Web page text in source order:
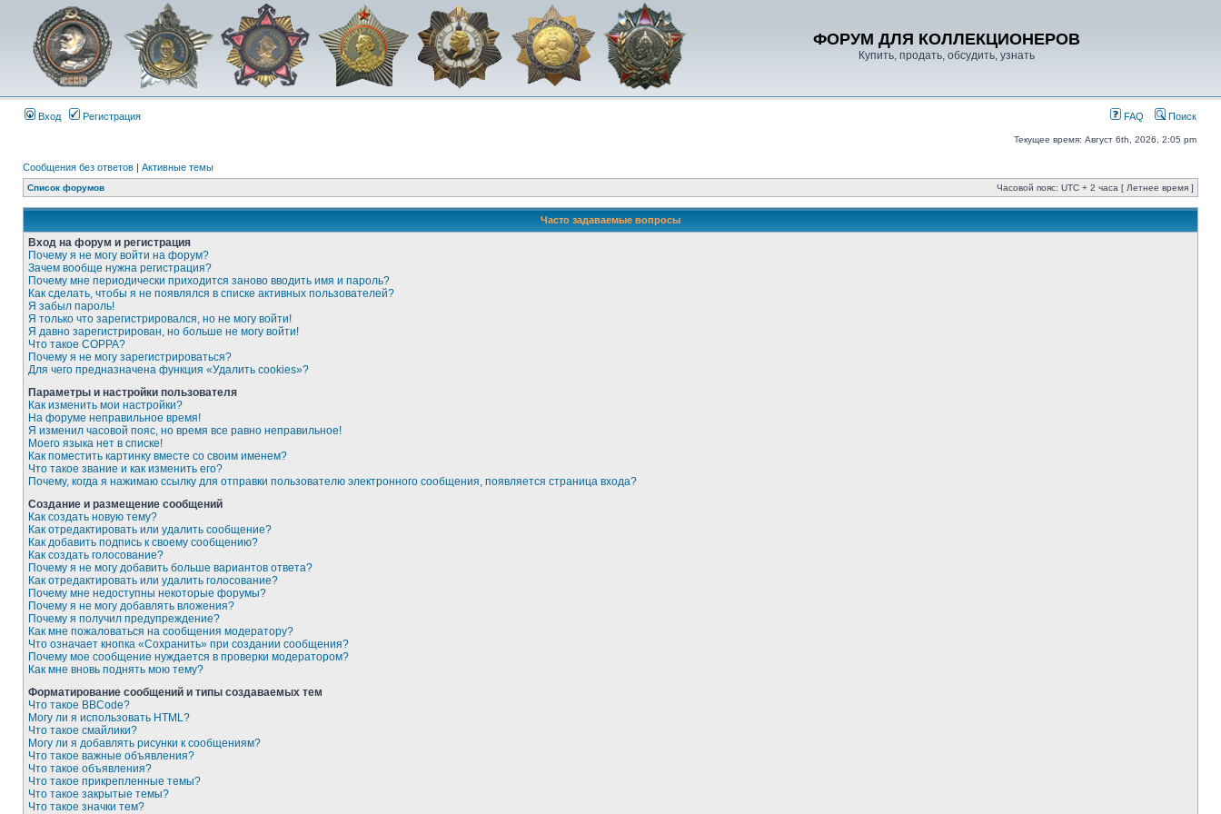
ФОРУМ ДЛЯ КОЛЛЕКЦИОНЕРОВ
Купить, продать, обсудить, узнать
Вход Регистрация FAQ Поиск
Текущее время: Август 6th, 2026, 2:05 pm
Сообщения без ответов | Активные темы
Список форумов Часовой пояс: UTC + 2 часа [ Летнее время ]
Часто задаваемые вопросы
Вход на форум и регистрация
Почему я не могу войти на форум?
Зачем вообще нужна регистрация?
Почему мне периодически приходится заново вводить имя и пароль?
Как сделать, чтобы я не появлялся в списке активных пользователей?
Я забыл пароль!
Я только что зарегистрировался, но не могу войти!
Я давно зарегистрирован, но больше не могу войти!
Что такое COPPA?
Почему я не могу зарегистрироваться?
Для чего предназначена функция «Удалить cookies»?
Параметры и настройки пользователя
Как изменить мои настройки?
На форуме неправильное время!
Я изменил часовой пояс, но время все равно неправильное!
Моего языка нет в списке!
Как поместить картинку вместе со своим именем?
Что такое звание и как изменить его?
Почему, когда я нажимаю ссылку для отправки пользователю электронного сообщения, появляется страница входа?
Создание и размещение сообщений
Как создать новую тему?
Как отредактировать или удалить сообщение?
Как добавить подпись к своему сообщению?
Как создать голосование?
Почему я не могу добавить больше вариантов ответа?
Как отредактировать или удалить голосование?
Почему мне недоступны некоторые форумы?
Почему я не могу добавлять вложения?
Почему я получил предупреждение?
Как мне пожаловаться на сообщения модератору?
Что означает кнопка «Сохранить» при создании сообщения?
Почему мое сообщение нуждается в проверки модератором?
Как мне вновь поднять мою тему?
Форматирование сообщений и типы создаваемых тем
Что такое BBCode?
Могу ли я использовать HTML?
Что такое смайлики?
Могу ли я добавлять рисунки к сообщениям?
Что такое важные объявления?
Что такое объявления?
Что такое прикрепленные темы?
Что такое закрытые темы?
Что такое значки тем?